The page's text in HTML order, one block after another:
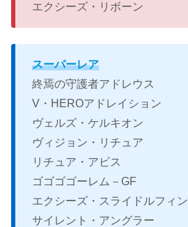
エクシーズ・リボーン
スーパーレア
終焉の守護者アドレウス
V・HEROアドレイション
ヴェルズ・ケルキオン
ヴィジョン・リチュア
リチュア・アビス
ゴゴゴゴーレム－GF
エクシーズ・スライドルフィン
サイレント・アングラー